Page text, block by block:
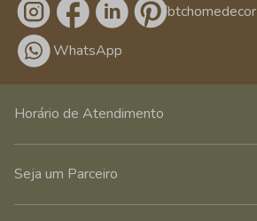
/btchomedecor
WhatsApp
Horário de Atendimento
Seja um Parceiro